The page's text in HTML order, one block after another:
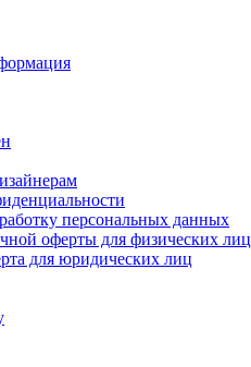
персональных данных
оферты для физических лиц
для юридических лиц